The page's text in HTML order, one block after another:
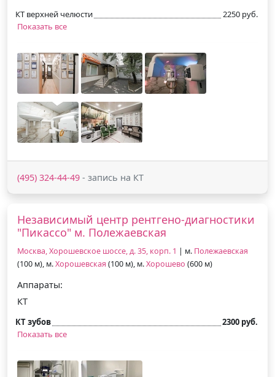
КТ верхней челюсти
2250 руб.
Показать все
(495) 324-44-49 - запись на КТ
Независимый центр рентгено-диагностики
"Пикассо" м. Полежаевская
Москва, Хорошевское шоссе, д. 35, корп. 1 | м. Полежаевская
(100 м), м.Хорошевская (100 м), м.Хорошево (600 м)
Аппараты:
КТ
КТ зубов
2300 руб.
Показать все